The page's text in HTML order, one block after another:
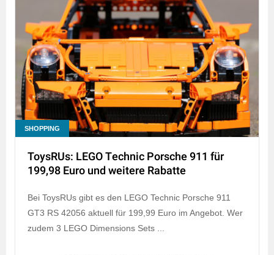
SHOPPING
ToysRUs: LEGO Technic Porsche 911 für
199,98 Euro und weitere Rabatte
Bei ToysRUs gibt es den LEGO Technic Porsche 911
GT3 RS 42056 aktuell für 199,99 Euro im Angebot. Wer
zudem 3 LEGO Dimensions Sets ...